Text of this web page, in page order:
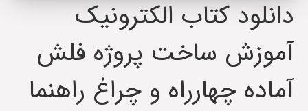
دانلود کتاب الکترونیک
آموزش ساخت پروژه فلش
آماده چهارراه و چراغ راهنما